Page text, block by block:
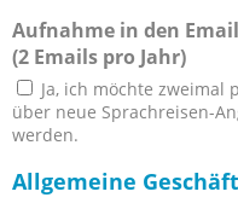
Aufnahme in den
(2 Emails pro Jahr)
Ja, ich möchte zweimal
über neue Sprachreisen-
werden.
Allgemeine